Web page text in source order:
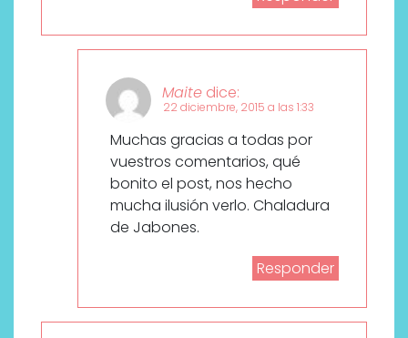
Maite dice:
22 diciembre, 2015 a las 1:33
Muchas gracias a todas por
vuestros comentarios, qué
bonito el post, nos hecho
mucha ilusión verlo. Chaladura
de Jabones.
Responder